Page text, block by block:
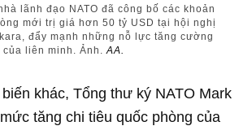
lãnh đạo NATO đã công bố các khoản
mới trị giá hơn50 tỷ USD tại hội nghị
đẩy mạnh những nỗ lực tăng cường
của liên minh. Ảnh.AA.
khác, Tổng thư ký NATO Mark
tăng chi tiêu quốc phòng của